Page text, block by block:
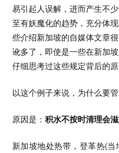
易引起人误解，进而产生不
至有妖魔化的趋势，充分体
些介绍新加坡的自媒体文章
讹多了，即使是一些在新加
仔细思考过这些规定背后的原
以这个例子来说，为什么要
原因是： 积水不按时清理会
新加坡地处热带，登革热(